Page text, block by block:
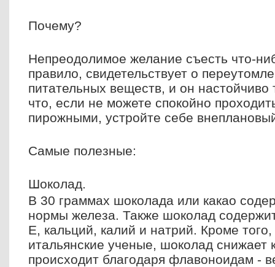
Почему?
Непреодолимое желание съесть что-
правило, свидетельствует о
питательных веществ, и он настойчиво
что, если не можете спокойно
пирожными, устройте себе
Самые полезные:
Шоколад.
В 30 граммах шоколада или какао
нормы железа. Также шоколад
Е, кальций, калий и натрий. Кроме того,
итальянские ученые, шоколад снижает
происходит благодаря флавоноидам -